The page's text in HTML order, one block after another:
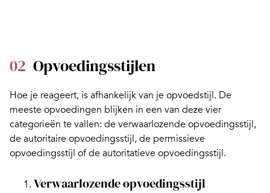
02 Opvoedingsstijlen
Hoe je reageert, is afhankelijk van je opvoedstijl. De
meeste opvoedingen blijken in een van deze vier
categorieën te vallen: de verwaarlozende opvoedingsstijl,
de autoritaire opvoedingsstijl, de permissieve
opvoedingsstijl of de autoritatieve opvoedingsstijl.
Verwaarlozende opvoedingsstijl